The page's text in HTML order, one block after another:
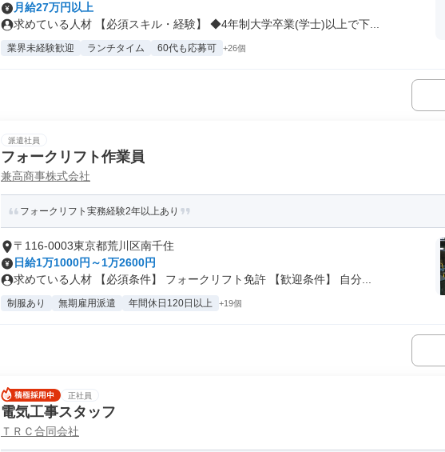
月給27万円以上
求めている人材 【必須スキル・経験】 ◆4年制大学卒業(学士)以上で下...
業界未経験歓迎 ランチタイム 60代も応募可 +26個
派遣社員
フォークリフト作業員
兼高商事株式会社
フォークリフト実務経験2年以上あり
〒116-0003東京都荒川区南千住
日給1万1000円～1万2600円
求めている人材 【必須条件】 フォークリフト免許 【歓迎条件】 自分...
制服あり 無期雇用派遣 年間休日120日以上 +19個
正社員
電気工事スタッフ
ＴＲＣ合同会社